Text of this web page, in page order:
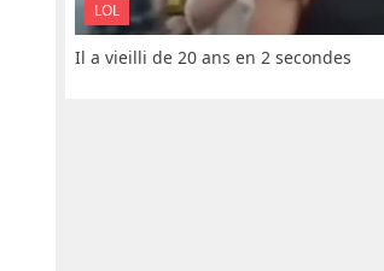
LOL
Il a vieilli de 20 ans en 2 secondes